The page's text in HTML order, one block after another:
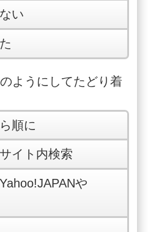
い
ようにしてたどり着
順に
イト内検索
や